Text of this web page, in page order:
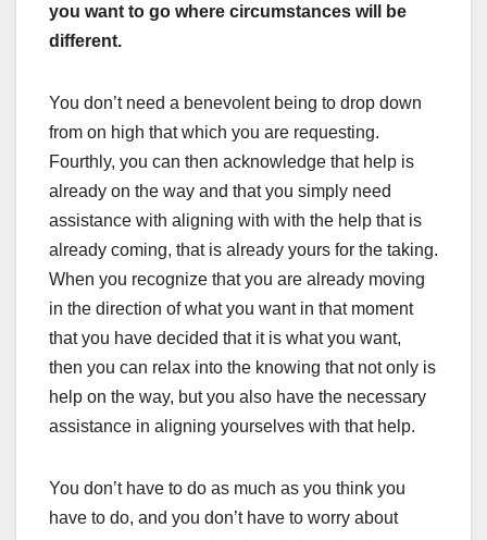
you want to go where circumstances will be
different.
You don’t need a benevolent being to drop down
from on high that which you are requesting.
Fourthly, you can then acknowledge that help is
already on the way and that you simply need
assistance with aligning with with the help that is
already coming, that is already yours for the taking.
When you recognize that you are already moving
in the direction of what you want in that moment
that you have decided that it is what you want,
then you can relax into the knowing that not only is
help on the way, but you also have the necessary
assistance in aligning yourselves with that help.
You don’t have to do as much as you think you
have to do, and you don’t have to worry about